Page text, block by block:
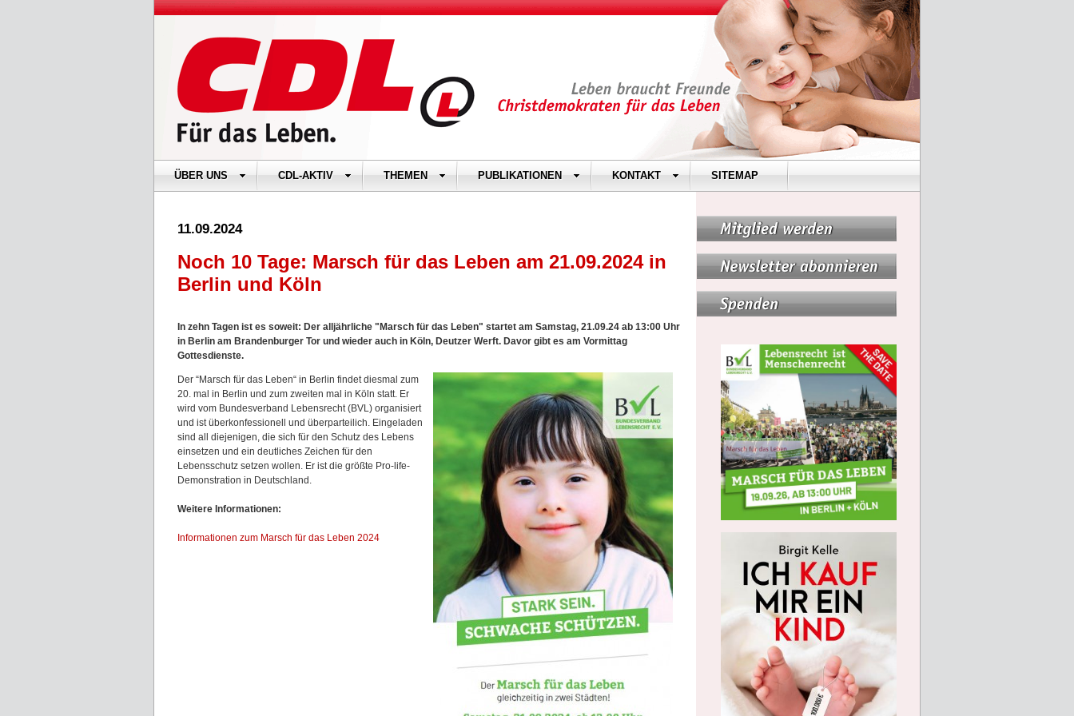
ÜBER UNS CDL-AKTIV THEMEN PUBLIKATIONEN KONTAKT SITEMAP
11.09.2024
Noch 10 Tage: Marsch für das Leben am 21.09.2024 in
Berlin und Köln
In zehn Tagen ist es soweit: Der alljährliche "Marsch für das Leben" startet am Samstag, 21.09.24 ab 13:00 Uhr
in Berlin am Brandenburger Tor und wieder auch in Köln, Deutzer Werft. Davor gibt es am Vormittag
Gottesdienste.
Der “Marsch für das Leben“ in Berlin findet diesmal zum
20. mal in Berlin und zum zweiten mal in Köln statt. Er
wird vom Bundesverband Lebensrecht (BVL) organisiert
und ist überkonfessionell und überparteilich. Eingeladen
sind all diejenigen, die sich für den Schutz des Lebens
einsetzen und ein deutliches Zeichen für den
Lebensschutz setzen wollen. Er ist die größte Pro-life-
Demonstration in Deutschland.
Weitere Informationen:
Informationen zum Marsch für das Leben 2024